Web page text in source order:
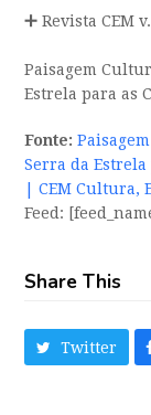
➕ Revista CEM
Paisagem
Estrela para as
Fonte:
Serra da
| CEM Cultura,
Feed:
Share This
Twitter